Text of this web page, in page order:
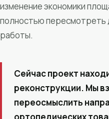
изменение экономики
полностью
работы.
Сейчас проект
реконструкции. Мы
переосмыслить